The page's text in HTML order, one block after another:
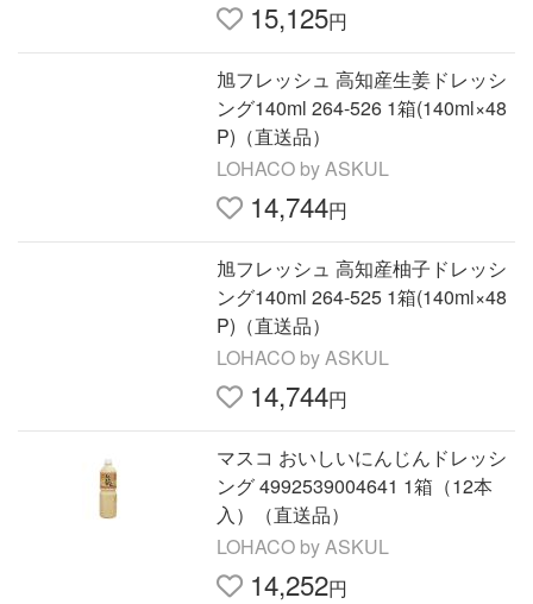
15,125円
旭フレッシュ 高知産生姜ドレッシ
ング140ml 264-526 1箱(140ml×48
P)（直送品）
LOHACO by ASKUL
14,744円
旭フレッシュ 高知産柚子ドレッシ
ング140ml 264-525 1箱(140ml×48
P)（直送品）
LOHACO by ASKUL
14,744円
マスコ おいしいにんじんドレッシ
ング 4992539004641 1箱（12本
入）（直送品）
LOHACO by ASKUL
14,252円